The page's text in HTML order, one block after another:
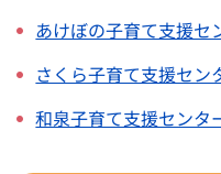
あけぼの子育て支援セ
さくら子育て支援セン
和泉子育て支援センタ